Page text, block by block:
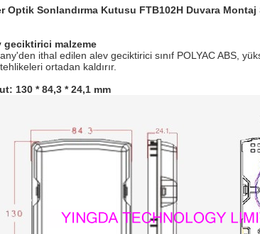
Optik Sonlandırma Kutusu FTB102H Duvara
geciktirici malzeme
ithal edilen alev geciktirici sınıf POLYAC ABS,
ortadan kaldırır.
130 * 84,3 * 24,1 mm